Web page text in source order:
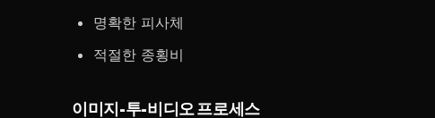
명확한 피사체
적절한 종횡비
이미지-투-비디오 프로세스